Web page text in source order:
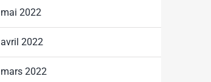
mai 2022
avril 2022
mars 2022